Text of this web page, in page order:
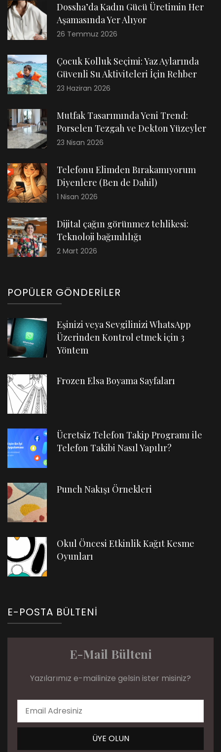
Dossha’da Kadın Gücü Üretimin Her
Aşamasında Yer Alıyor
26 Temmuz 2026
Çocuk Kolluk Seçimi: Yaz Aylarında
Güvenli Su Aktiviteleri İçin Rehber
23 Haziran 2026
Mutfak Tasarımında Yeni Trend:
Porselen Tezgah ve Dekton Yüzeyler
23 Nisan 2026
Telefonu Elimden Bırakamıyorum
Diyenlere (Ben de Dahil)
1 Nisan 2026
Dijital çağın görünmez tehlikesi:
Teknoloji bağımlılığı
2 Mart 2026
POPÜLER GÖNDERILER
Eşinizi veya Sevgilinizi WhatsApp
Üzerinden Kontrol etmek için 3
Yöntem
Frozen Elsa Boyama Sayfaları
Ücretsiz Telefon Takip Programı ile
Telefon Takibi Nasıl Yapılır?
Punch Nakışı Örnekleri
Okul Öncesi Etkinlik Kağıt Kesme
Oyunları
E-POSTA BÜLTENI
E-Mail Bülteni
Yazılarımız e-mailinize gelsin ister misiniz?